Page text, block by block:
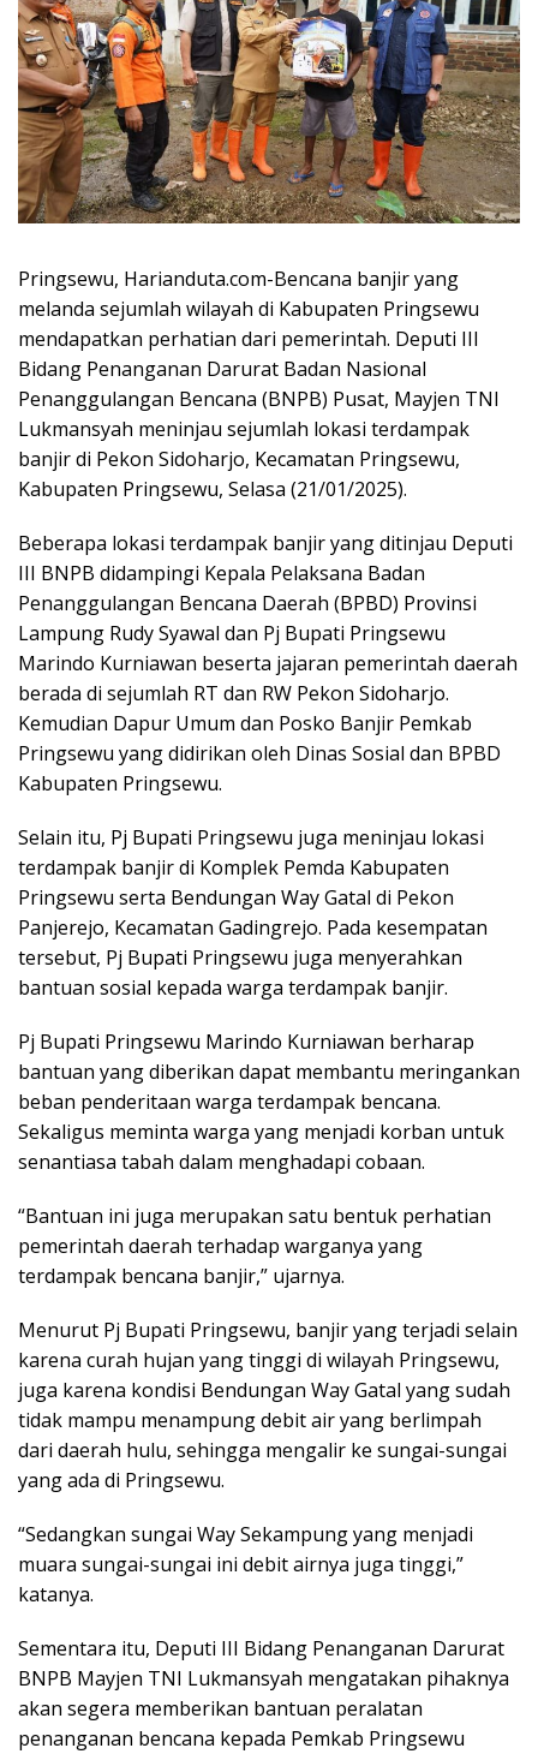
Pringsewu, Harianduta.com-Bencana banjir yang
melanda sejumlah wilayah di Kabupaten Pringsewu
mendapatkan perhatian dari pemerintah. Deputi III
Bidang Penanganan Darurat Badan Nasional
Penanggulangan Bencana (BNPB) Pusat, Mayjen TNI
Lukmansyah meninjau sejumlah lokasi terdampak
banjir di Pekon Sidoharjo, Kecamatan Pringsewu,
Kabupaten Pringsewu, Selasa (21/01/2025).
Beberapa lokasi terdampak banjir yang ditinjau Deputi
III BNPB didampingi Kepala Pelaksana Badan
Penanggulangan Bencana Daerah (BPBD) Provinsi
Lampung Rudy Syawal dan Pj Bupati Pringsewu
Marindo Kurniawan beserta jajaran pemerintah daerah
berada di sejumlah RT dan RW Pekon Sidoharjo.
Kemudian Dapur Umum dan Posko Banjir Pemkab
Pringsewu yang didirikan oleh Dinas Sosial dan BPBD
Kabupaten Pringsewu.
Selain itu, Pj Bupati Pringsewu juga meninjau lokasi
terdampak banjir di Komplek Pemda Kabupaten
Pringsewu serta Bendungan Way Gatal di Pekon
Panjerejo, Kecamatan Gadingrejo. Pada kesempatan
tersebut, Pj Bupati Pringsewu juga menyerahkan
bantuan sosial kepada warga terdampak banjir.
Pj Bupati Pringsewu Marindo Kurniawan berharap
bantuan yang diberikan dapat membantu meringankan
beban penderitaan warga terdampak bencana.
Sekaligus meminta warga yang menjadi korban untuk
senantiasa tabah dalam menghadapi cobaan.
“Bantuan ini juga merupakan satu bentuk perhatian
pemerintah daerah terhadap warganya yang
terdampak bencana banjir,” ujarnya.
Menurut Pj Bupati Pringsewu, banjir yang terjadi selain
karena curah hujan yang tinggi di wilayah Pringsewu,
juga karena kondisi Bendungan Way Gatal yang sudah
tidak mampu menampung debit air yang berlimpah
dari daerah hulu, sehingga mengalir ke sungai-sungai
yang ada di Pringsewu.
“Sedangkan sungai Way Sekampung yang menjadi
muara sungai-sungai ini debit airnya juga tinggi,”
katanya.
Sementara itu, Deputi III Bidang Penanganan Darurat
BNPB Mayjen TNI Lukmansyah mengatakan pihaknya
akan segera memberikan bantuan peralatan
penanganan bencana kepada Pemkab Pringsewu